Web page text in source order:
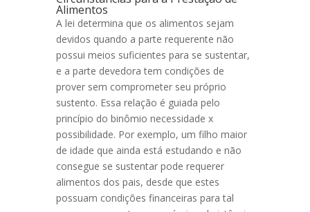
Alimentos
A lei determina que os alimentos sejam
devidos quando a parte requerente não
possui meios suficientes para se sustentar,
e a parte devedora tem condições de
prover sem comprometer seu próprio
sustento. Essa relação é guiada pelo
princípio do binômio necessidade x
possibilidade. Por exemplo, um filho maior
de idade que ainda está estudando e não
consegue se sustentar pode requerer
alimentos dos pais, desde que estes
possuam condições financeiras para tal